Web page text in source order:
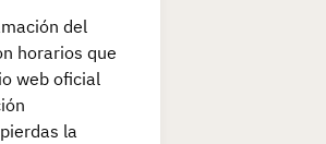
del
horarios que
web oficial
la